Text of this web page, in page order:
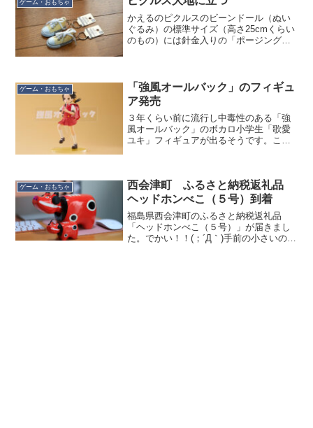
とながら、ゲル...
ゲーム・おもちゃ
かえるのピクルスのビーンドール（ぬい
ぐるみ）の標準サイズ（高さ25cmくらい
のもの）には針金入りの「ポージング」
立させられることを知...
ゲーム・おもちゃ
「強風オールバック」のフィギュ
ア発売
３年くらい前に流行し中毒性のある「強
風オールバック」のボカロ小学生「歌愛
ユキ」フィギュアが出るそうです。これ
しょうか...
ゲーム・おもちゃ
西会津町 ふるさと納税返礼品
ヘッドホンべこ（５号）到着
福島県西会津町のふるさと納税返礼品
「ヘッドホンべこ（５号）」が届きまし
た。でかい！！(；´Д｀)手前の小さいのは